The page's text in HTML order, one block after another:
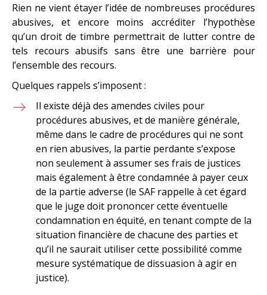
Rien ne vient étayer l’idée de nombreuses procédures
abusives, et encore moins accréditer l’hypothèse
qu’un droit de timbre permettrait de lutter contre de
tels recours abusifs sans être une barrière pour
l’ensemble des recours.
Quelques rappels s’imposent :
Il existe déjà des amendes civiles pour
procédures abusives, et de manière générale,
même dans le cadre de procédures qui ne sont
en rien abusives, la partie perdante s’expose
non seulement à assumer ses frais de justices
mais également à être condamnée à payer ceux
de la partie adverse (le SAF rappelle à cet égard
que le juge doit prononcer cette éventuelle
condamnation en équité, en tenant compte de la
situation financière de chacune des parties et
qu’il ne saurait utiliser cette possibilité comme
mesure systématique de dissuasion à agir en
justice).